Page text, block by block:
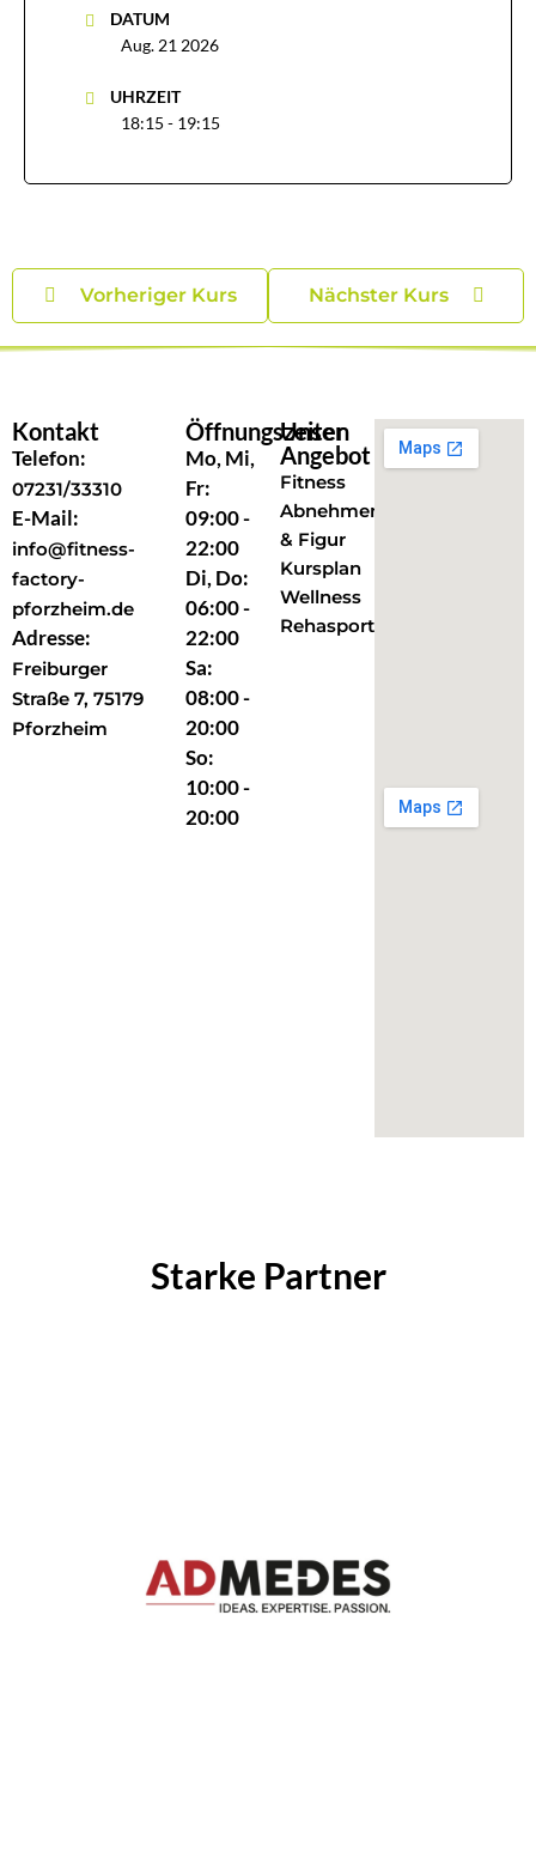
DATUM
Aug. 21 2026
UHRZEIT
18:15 - 19:15
Vorheriger Kurs Nächster Kurs
Kontakt
Telefon:
07231/33310
E-Mail:
info@fitness-
factory-
pforzheim.de
Adresse:
Freiburger
Straße 7, 75179
Pforzheim
Öffnungszeiten
Mo, Mi,
Fr:
09:00 -
22:00
Di, Do:
06:00 -
22:00
Sa:
08:00 -
20:00
So:
10:00 -
20:00
Unser
Angebot
Fitness
Abnehmen
& Figur
Kursplan
Wellness
Rehasport
Starke Partner